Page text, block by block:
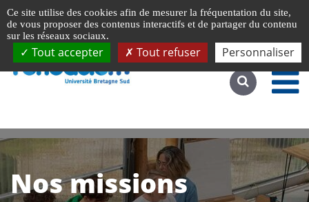
Accéder au site complet
Nos missions
Ce site utilise des cookies afin de mesurer la fréquentation du site,
de vous proposer des contenus interactifs et de partager du contenu
sur les réseaux sociaux.
Tout accepter Tout refuser Personnaliser